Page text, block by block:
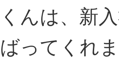
んは、新
ってくれ